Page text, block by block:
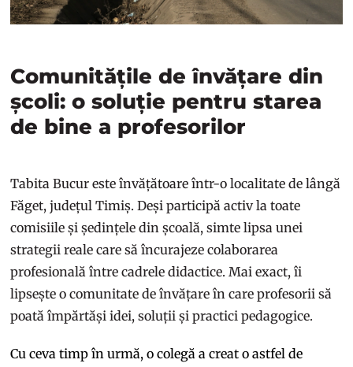
Comunitățile de învățare din
școli: o soluție pentru starea
de bine a profesorilor
Tabita Bucur este învățătoare într-o localitate de lângă
Făget, județul Timiș. Deși participă activ la toate
comisiile și ședințele din școală, simte lipsa unei
strategii reale care să încurajeze colaborarea
profesională între cadrele didactice. Mai exact, îi
lipsește o comunitate de învățare în care profesorii să
poată împărtăși idei, soluții și practici pedagogice.
Cu ceva timp în urmă, o colegă a creat o astfel de